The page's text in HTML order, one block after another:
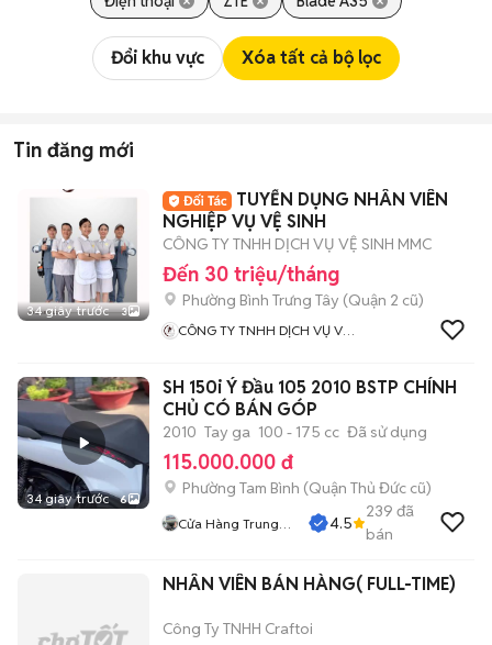
Đổi khu vực Xóa tất cả bộ lọc
Tin đăng mới
34 giây trước 3
TUYỂN DỤNG NHÂN VIÊN
NGHIỆP VỤ VỆ SINH
CÔNG TY TNHH DỊCH VỤ VỆ SINH MMC
Đến 30 triệu/tháng
Phường Bình Trưng Tây (Quận 2 cũ)
CÔNG TY TNHH DỊCH VỤ VỆ
34 giây trước 6
SH 150i Ý Đầu 105 2010 BSTP CHÍNH
CHỦ CÓ BÁN GÓP
2010 Tay ga 100 - 175 cc Đã sử dụng
115.000.000 đ
Phường Tam Bình (Quận Thủ Đức cũ)
Cửa Hàng Trung
4.5
239 đã
bán
NHÂN VIÊN BÁN HÀNG( FULL-TIME)
Công Ty TNHH Craftoi